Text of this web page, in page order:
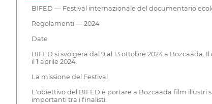
BIFED — Festival internazionale del documentario
Regolamenti — 2024
Date
BIFED si svolgerà dal 9 al 13 ottobre 2024 a
il 1 aprile 2024.
La missione del Festival
L'obiettivo del BIFED è portare a Bozcaada film
importanti tra i finalisti.